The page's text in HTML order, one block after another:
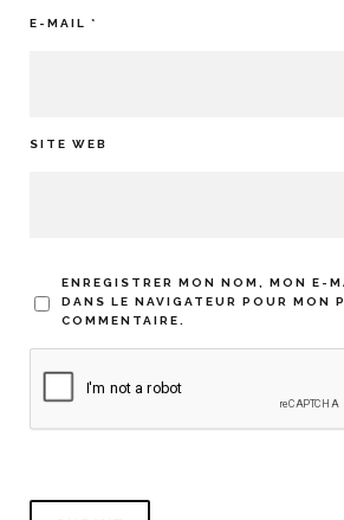
E-MAIL *
SITE WEB
ENREGISTRER MON NOM, MON E-
DANS LE NAVIGATEUR POUR MON
COMMENTAIRE.